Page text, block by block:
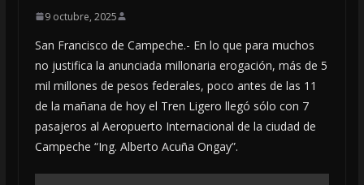
9 octubre, 2025
San Francisco de Campeche.- En lo que para muchos
no justifica la anunciada millonaria erogación, más de 5
mil millones de pesos federales, poco antes de las 11
de la mañana de hoy el Tren Ligero llegó sólo con 7
pasajeros al Aeropuerto Internacional de la ciudad de
Campeche “Ing. Alberto Acuña Ongay”.